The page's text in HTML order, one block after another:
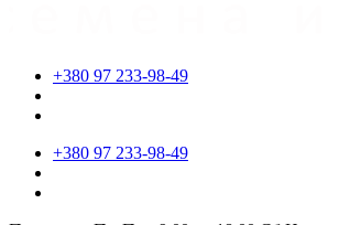
+380 97 233-98-49
+380 97 233-98-49